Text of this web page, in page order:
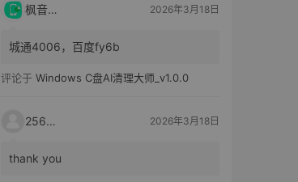
枫音应用 2026年3月18日
城通4006，百度fy6b
评论于 Windows C盘AI清理大师_v1.0.0
25651 2026年3月18日
thank you